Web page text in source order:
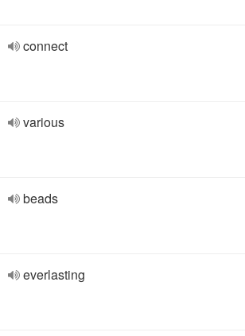
connect
various
beads
everlasting